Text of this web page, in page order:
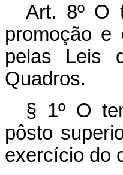
Art. 8º O
promoção e
pelas Leis
Quadros.
§ 1º O
pôsto
exercício do